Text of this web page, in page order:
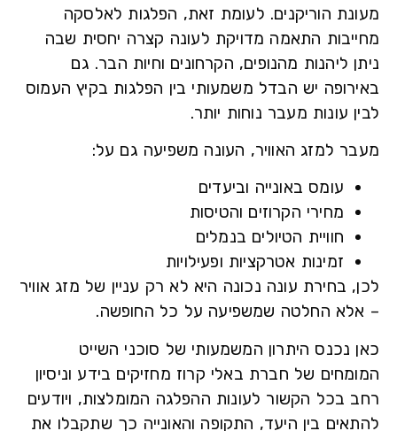
הוריקנים. לעומת זאת, הפלגות לאלסקה
התאמה מדויקת לעונה קצרה יחסית שבה
ליהנות מהנופים, הקרחונים וחיות הבר. גם
יש הבדל משמעותי בין הפלגות בקיץ העמוס
עונות מעבר נוחות יותר.
למזג האוויר, העונה משפיעה גם על:
עומס באונייה וביעדים
מחירי הקרוזים והטיסות
חוויית הטיולים בנמלים
זמינות אטרקציות ופעילויות
בחירת עונה נכונה היא לא רק עניין של מזג אוויר
החלטה שמשפיעה על כל החופשה.
נכנס היתרון המשמעותי של סוכני השייט
של חברתבאלי קרוזמחזיקים בידע וניסיון
בכל הקשור לעונות ההפלגה המומלצות, ויודעים
בין היעד, התקופה והאונייה כך שתקבלו את